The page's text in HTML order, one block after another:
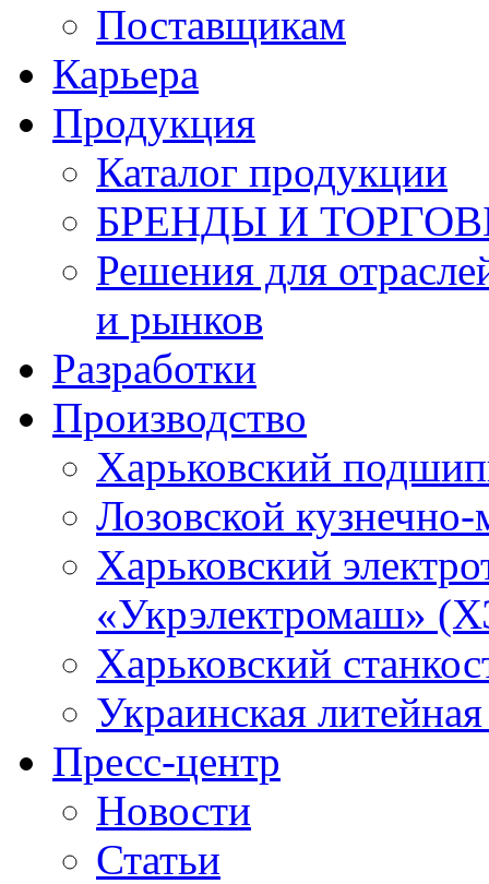
Поставщикам
Карьера
Продукция
Каталог продукции
БРЕНДЫ И
Решения для
и рынков
Разработки
Производство
Харьковский
Лозовской
Харьковский
«Укрэлектромаш»
Харьковский
Украинская
Пресс-центр
Новости
Статьи